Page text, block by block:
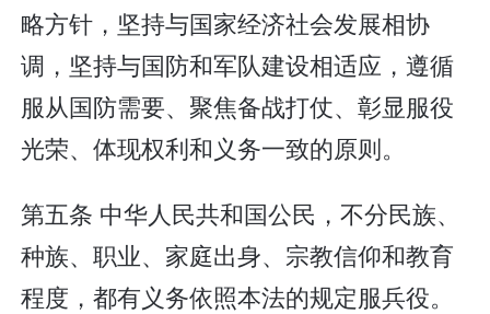
略方针，坚持与国家经济社会发展相协
调，坚持与国防和军队建设相适应，遵循
服从国防需要、聚焦备战打仗、彰显服役
光荣、体现权利和义务一致的原则。
第五条 中华人民共和国公民，不分民族、
种族、职业、家庭出身、宗教信仰和教育
程度，都有义务依照本法的规定服兵役。